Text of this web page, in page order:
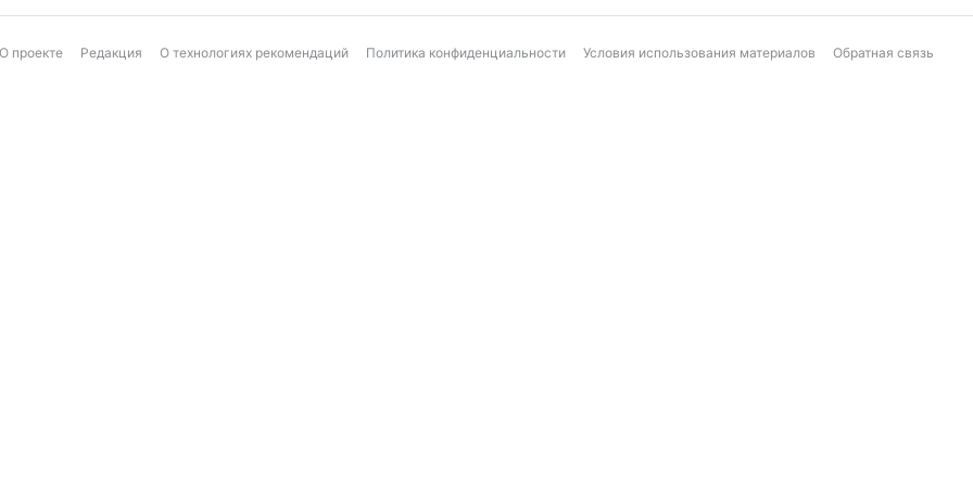
О проекте Редакция О технологиях рекомендаций Политика конфиденциальности Условия использования материалов Обратная связь